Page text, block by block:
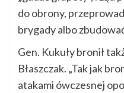
do obrony,
brygady albo
Gen. Kukuły bronił
Błaszczak. „Tak jak
atakami ówczesnej